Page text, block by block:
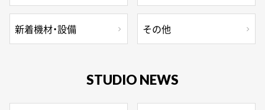
新着機材・設備 その他
STUDIO NEWS